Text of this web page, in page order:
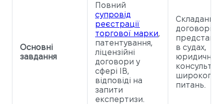
Основні
завдання
Повний
супровід
реєстрації
торгової марки,
патентування,
ліцензійні
договори у
сфері ІВ,
відповіді на
запити
експертизи.
Складання
договорів,
в судах,
юридичні
широкого
питань.